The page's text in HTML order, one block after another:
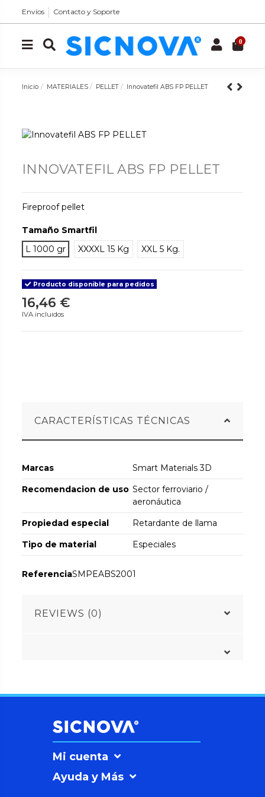
Envíos Contacto y Soporte
0
Inicio MATERIALES PELLET Innovatefil ABS FP PELLET
INNOVATEFIL ABS FP PELLET
Fireproof pellet
Tamaño Smartfil
L 1000 gr
XXXXL 15 Kg XXL 5 Kg.
Producto disponible para pedidos
16,46 €
IVA incluidos
CARACTERÍSTICAS TÉCNICAS
Marcas
Smart Materials 3D
Recomendacion de uso Sector ferroviario /
aeronáutica
Propiedad especial
Retardante de llama
Tipo de material
Especiales
ReferenciaSMPEABS2001
REVIEWS (0)
Mi cuenta
Ayuda y Más